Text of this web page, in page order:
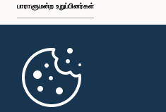
பாராளுமன்ற உறுப்பினர்கள்
முதற்பக்கம்
பாராளுமன்ற கையடக்க செயலி